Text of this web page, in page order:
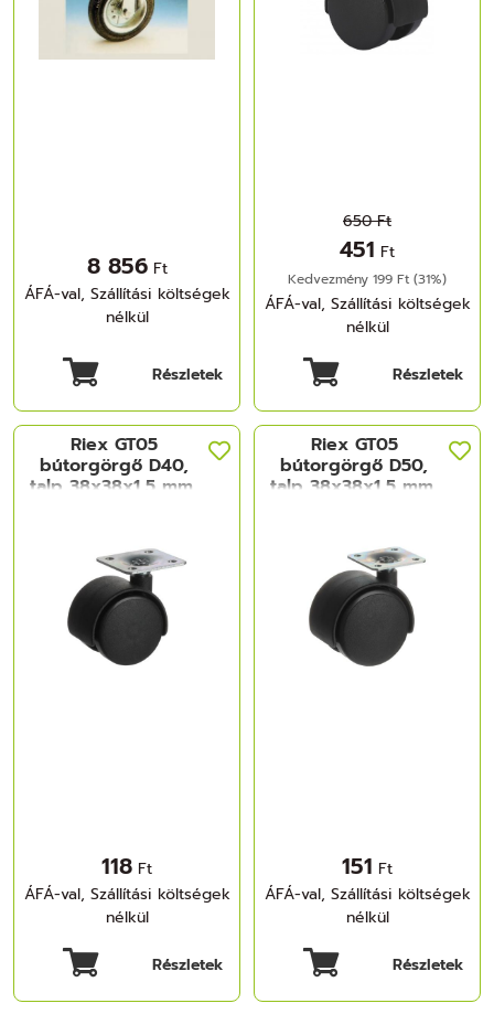
8 856 Ft
ÁFÁ-val, Szállítási költségek
nélkül
Részletek
650 Ft
451 Ft
Kedvezmény 199 Ft (31%)
ÁFÁ-val, Szállítási költségek
nélkül
Részletek
Riex GT05
bútorgörgő D40,
talp 38x38x1,5 mm,
118 Ft
ÁFÁ-val, Szállítási költségek
nélkül
Részletek
Riex GT05
bútorgörgő D50,
talp 38x38x1,5 mm,
151 Ft
ÁFÁ-val, Szállítási költségek
nélkül
Részletek